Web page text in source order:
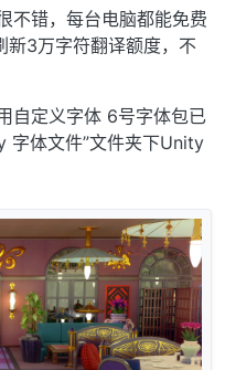
不错，每台电脑都能免费
新3万字符翻译额度，不
自定义字体 6号字体包已
字体文件”文件夹下Unity